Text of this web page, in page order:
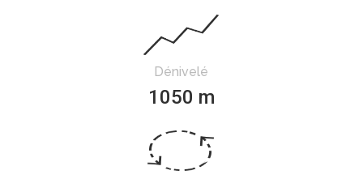
Dénivelé
1050 m